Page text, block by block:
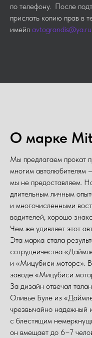
по телефону. После
прислать копию прав в
имейл avtograndis@ya.ru
О марке
Мы предлагаем прокат
многим
мы не предоставляем.
длительным личным
и многочисленными
водителей, хорошо
Чем же удивляет этот
Эта марка стала
сотрудничества
и «Мицубиси моторс».
заводе «Мицубиси
За дизайн отвечал
Оливье Буле из
чрезвычайно надежный
с блестящим
он вмещает до 6−7